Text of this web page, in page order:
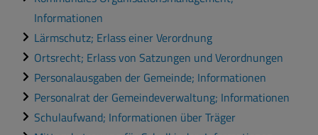
Informationen
Lärmschutz; Erlass einer Verordnung
Ortsrecht; Erlass von Satzungen und Verordnungen
Personalausgaben der Gemeinde; Informationen
Personalrat der Gemeindeverwaltung; Informationen
Schulaufwand; Informationen über Träger